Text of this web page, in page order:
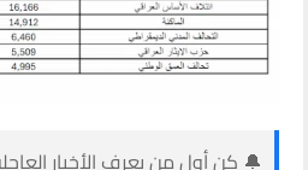
🔔 كن أول من يعرف الأخبار